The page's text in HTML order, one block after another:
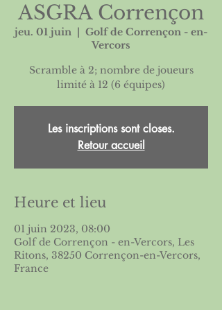
ASGRA Corrençon
jeu. 01 juin
Golf de Corrençon - en-
Vercors
Scramble à 2; nombre de joueurs
Les inscriptions sont closes.
Retour accueil
Heure et lieu
01 juin 2023, 08:00
Golf de Corrençon - en-Vercors, Les
Ritons, 38250 Corrençon-en-Vercors,
France